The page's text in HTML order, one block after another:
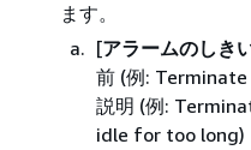
ます。
[アラームのしき
前 (例:
説明 (例:
idle for too long)